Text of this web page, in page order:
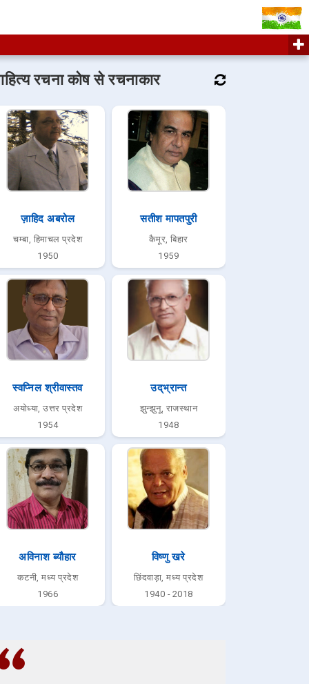
रचना कोष से रचनाकार
ज़ाहिद अबरोल
चम्बा, हिमाचल प्रदेश
1950
सतीश मापतपुरी
कैमूर, बिहार
1959
स्वप्निल श्रीवास्तव
अयोध्या, उत्तर प्रदेश
1954
उद्‌भ्रान्त
झुन्झुनू, राजस्थान
1948
अविनाश ब्यौहार
कटनी, मध्य प्रदेश
1966
विष्णु खरे
छिंदवाड़ा, मध्य प्रदेश
1940 - 2018